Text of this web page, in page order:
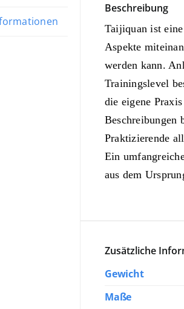
Beschreibung
Taijiquan ist
Aspekte
werden kann.
Trainingslevel
die eigene
Beschreibungen
Praktizierende
Ein
aus dem
Zusätzliche
Gewicht
Maße